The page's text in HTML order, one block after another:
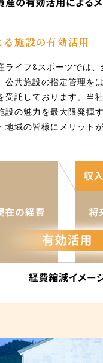
る施設の有効活用
ライフ&スポーツでは
公共施設の指定管理を
受託しております。当
設の魅力を最大限発揮
地域の皆様にメリット